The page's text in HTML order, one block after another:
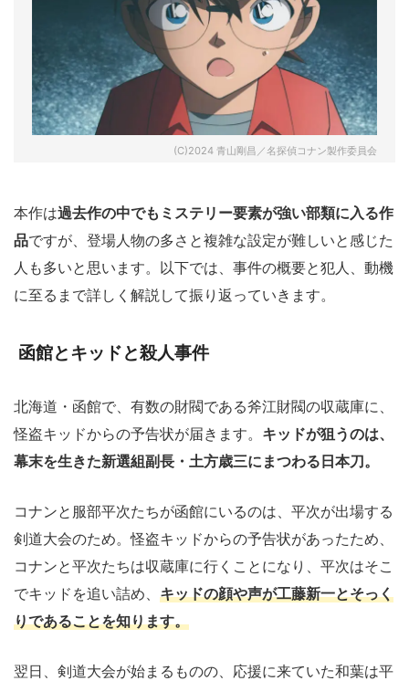
(C)2024 青山剛昌／名探偵コナン製作委員会
本作は過去作の中でもミステリー要素が強い部類に入る作
品ですが、登場人物の多さと複雑な設定が難しいと感じた
人も多いと思います。以下では、事件の概要と犯人、動機
に至るまで詳しく解説して振り返っていきます。
函館とキッドと殺人事件
北海道・函館で、有数の財閥である斧江財閥の収蔵庫に、
怪盗キッドからの予告状が届きます。 キッドが狙うのは、
幕末を生きた新選組副長・土方歳三にまつわる日本刀。
コナンと服部平次たちが函館にいるのは、平次が出場する
剣道大会のため。怪盗キッドからの予告状があったため、
コナンと平次たちは収蔵庫に行くことになり、平次はそこ
でキッドを追い詰め、 キッドの顔や声が工藤新一とそっく
りであることを知ります。
翌日、剣道大会が始まるものの、応援に来ていた和葉は平